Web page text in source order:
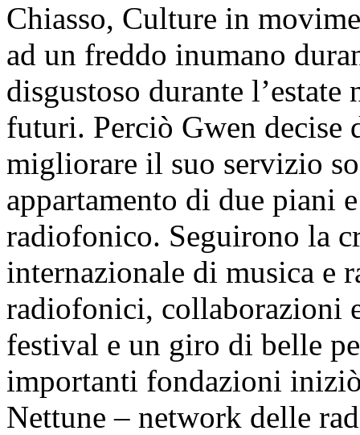
Chiasso, Culture in
ad un freddo inumano
disgustoso durante
futuri. Perciò Gwen decise
migliorare il suo servizio
appartamento di due piani
radiofonico. Seguirono la
internazionale di musica e
radiofonici, collaborazioni
festival e un giro di belle
importanti fondazioni
Nettune – network delle